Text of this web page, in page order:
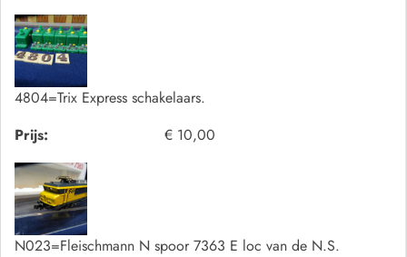
4804=Trix Express schakelaars.
Prijs:
€ 10,00
N023=Fleischmann N spoor 7363 E loc van de N.S.